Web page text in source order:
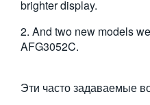
brighter display.
2. And two new models
AFG3052C.
Эти часто задаваемые